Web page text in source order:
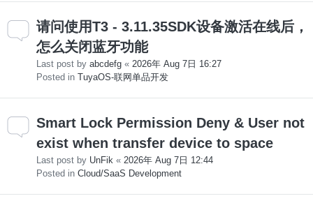
请问使用T3 - 3.11.35SDK设备激活在线后，
怎么关闭蓝牙功能
Last post by abcdefg « 2026年 Aug 7日 16:27
Posted in TuyaOS-联网单品开发
Smart Lock Permission Deny & User not
exist when transfer device to space
Last post by UnFik « 2026年 Aug 7日 12:44
Posted in Cloud/SaaS Development